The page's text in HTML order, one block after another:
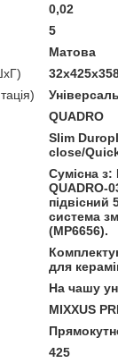
0,02
5
Матова
QUADRO
Slim
close/
Сумісна з:
QUADRO-
підвісний
система
(MP6656).
для
На чашу
MIXXUS
425